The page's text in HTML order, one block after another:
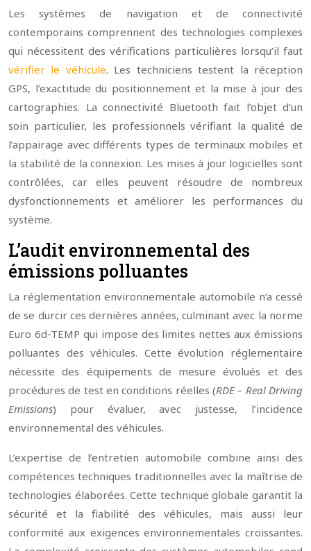
Les systèmes de navigation et de connectivité
contemporains comprennent des technologies complexes
qui nécessitent des vérifications particulières lorsqu’il faut
vérifier le véhicule. Les techniciens testent la réception
GPS, l’exactitude du positionnement et la mise à jour des
cartographies. La connectivité Bluetooth fait l’objet d’un
soin particulier, les professionnels vérifiant la qualité de
l’appairage avec différents types de terminaux mobiles et
la stabilité de la connexion. Les mises à jour logicielles sont
contrôlées, car elles peuvent résoudre de nombreux
dysfonctionnements et améliorer les performances du
système.
L’audit environnemental des
émissions polluantes
La réglementation environnementale automobile n’a cessé
de se durcir ces dernières années, culminant avec la norme
Euro 6d-TEMP qui impose des limites nettes aux émissions
polluantes des véhicules. Cette évolution réglementaire
nécessite des équipements de mesure évolués et des
procédures de test en conditions réelles (RDE – Real Driving
Emissions) pour évaluer, avec justesse, l’incidence
environnemental des véhicules.
L’expertise de l’entretien automobile combine ainsi des
compétences techniques traditionnelles avec la maîtrise de
technologies élaborées. Cette technique globale garantit la
sécurité et la fiabilité des véhicules, mais aussi leur
conformité aux exigences environnementales croissantes.